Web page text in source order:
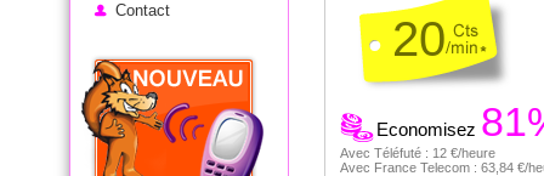
Contact
20
Economisez
Avec Téléfuté : 12 €/heure
Avec France Telecom : 63,84 €/